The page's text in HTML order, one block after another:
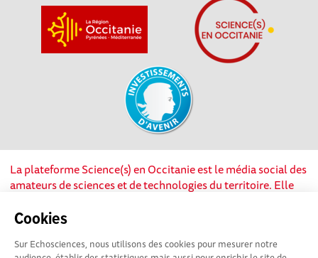
Cookies
Sur Echosciences, nous utilisons des cookies pour mesurer notre
La plateforme Science(s) en Occitanie est le média social des
amateurs de sciences et de technologies du territoire. Elle
soutien de nombreux acteurs locaux. Ce projet est cofinancé
l’Union européenne via les fonds européen de